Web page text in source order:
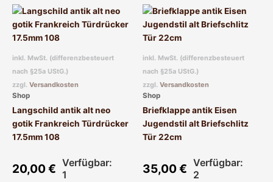
inkl. MwSt. (differenzbesteuert
nach §25a UStG.)
zzgl. Versandkosten
Shop
Langschild antik alt neo
gotik Frankreich Türdrücker
17.5mm 108
20,00€ Verfügbar:
1
inkl. MwSt. (differenzbesteuert
nach §25a UStG.)
zzgl. Versandkosten
Shop
Briefklappe antik Eisen
Jugendstil alt Briefschlitz
Tür 22cm
35,00€ Verfügbar:
2